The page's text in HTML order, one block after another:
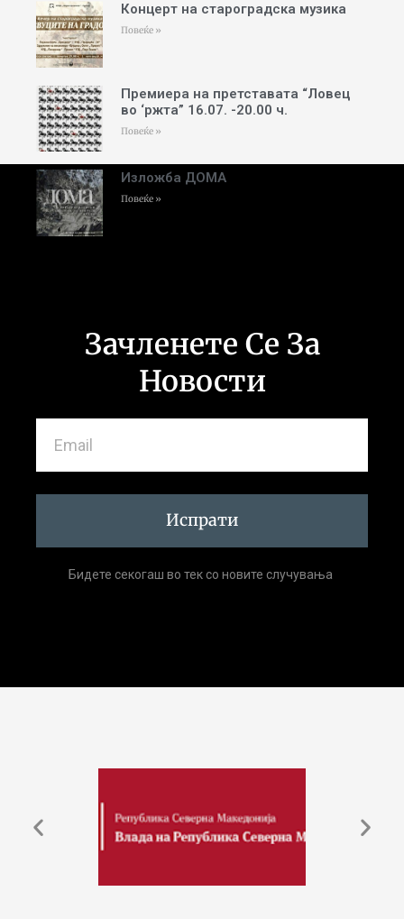
Концерт на староградска музика
Повеќе »
Премиера на претставата “Ловец
во ‘ржта” 16.07. -20.00 ч.
Повеќе »
Изложба ДОМА
Повеќе »
Зачленете Се За
Новости
Испрати
Бидете секогаш во тек со новите случувања